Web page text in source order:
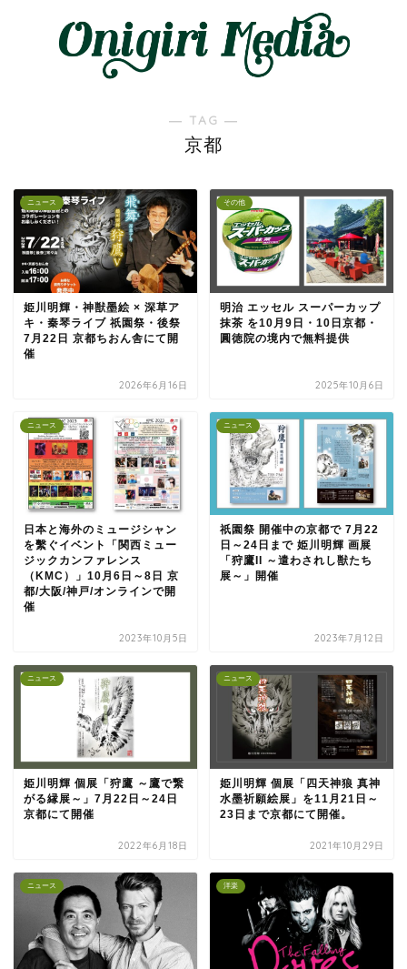
― TAG ―
京都
ニュース
姫川明輝・神獣墨絵 × 深草ア
キ・秦琴ライブ 祇園祭・後祭
7月22日 京都ちおん舎にて開
催
2026年6月16日
その他
明治 エッセル スーパーカップ
抹茶 を10月9日・10日京都・
圓徳院の境内で無料提供
2025年10月6日
ニュース
日本と海外のミュージシャン
を繫ぐイベント「関西ミュー
ジックカンファレンス
（KMC）」10月6日～8日 京
都/大阪/神戸/オンラインで開
催
2023年10月5日
ニュース
祇園祭 開催中の京都で 7月22
日～24日まで 姫川明輝 画展
「狩鷹II ～遣わされし獣たち
展～」開催
2023年7月12日
ニュース
姫川明輝 個展「狩鷹 ～鷹で繋
がる縁展～」7月22日～24日
京都にて開催
2022年6月18日
ニュース
姫川明輝 個展「四天神狼 真神
水墨祈願絵展」を11月21日～
23日まで京都にて開催。
2021年10月29日
ニュース 洋楽